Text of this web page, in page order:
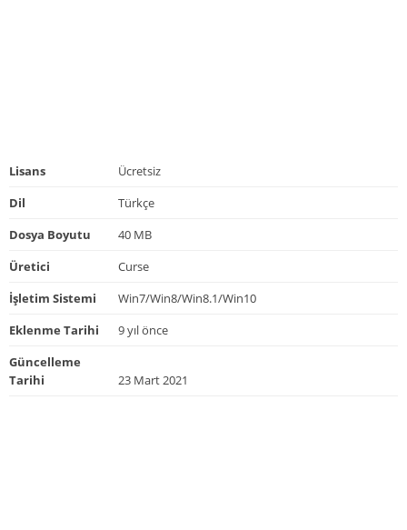
Lisans
Ücretsiz
Dil
Türkçe
Dosya Boyutu
40 MB
Üretici
Curse
İşletim Sistemi
Win7/Win8/Win8.1/Win10
Eklenme Tarihi
9 yıl önce
Güncelleme
Tarihi
23 Mart 2021